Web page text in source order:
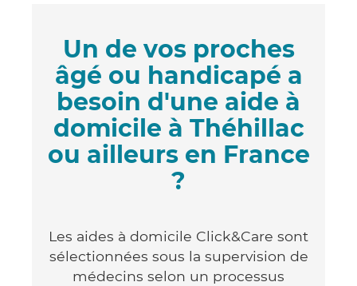
Un de vos proches
âgé ou handicapé a
besoin d'une aide à
domicile à Théhillac
ou ailleurs en France
?
Les aides à domicile Click&Care sont
sélectionnées sous la supervision de
médecins selon un processus